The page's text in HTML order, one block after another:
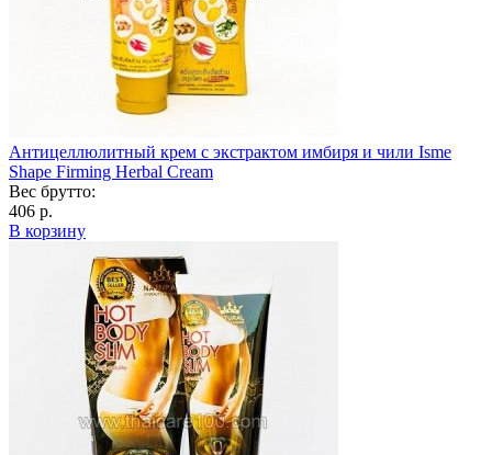
Антицеллюлитный крем с экстрактом имбиря и чили Isme
Shape Firming Herbal Cream
Вес брутто:
406 р.
В корзину